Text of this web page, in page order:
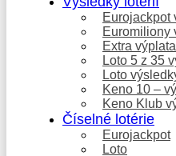
Eurojackpot
Euromiliony
Extra
Loto 5 z 35
Loto
Keno 10 –
Keno Klub
Číselné lotérie
Eurojackpot
Loto